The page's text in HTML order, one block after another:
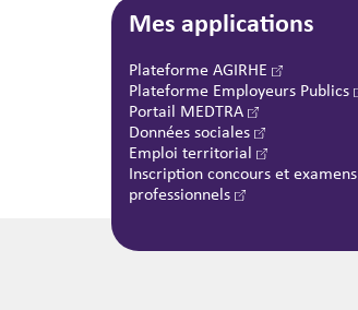
Mes applications
Plateforme AGIRHE
Plateforme Employeurs Publics
Portail MEDTRA
Données sociales
Emploi territorial
Inscription concours et examens
professionnels